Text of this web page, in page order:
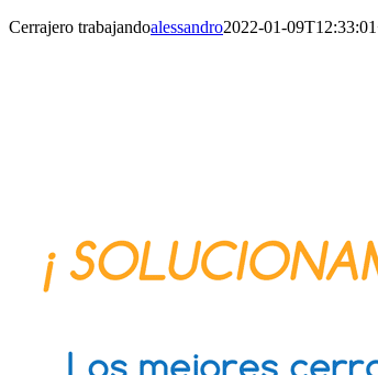
Cerrajero trabajandoalessandro2022-01-